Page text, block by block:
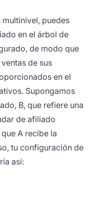
multinivel, puedes
en el árbol de
de modo que
de sus
en el
Supongamos
B, que refiere una
de afiliado
A recibe la
tu configuración de
así: